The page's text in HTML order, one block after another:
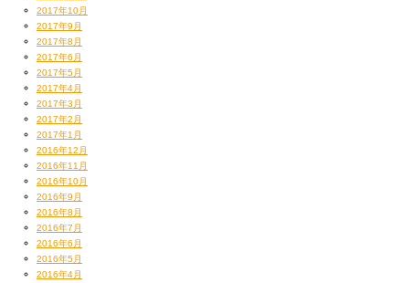
2017年10月
2017年9月
2017年8月
2017年6月
2017年5月
2017年4月
2017年3月
2017年2月
2017年1月
2016年12月
2016年11月
2016年10月
2016年9月
2016年8月
2016年7月
2016年6月
2016年5月
2016年4月